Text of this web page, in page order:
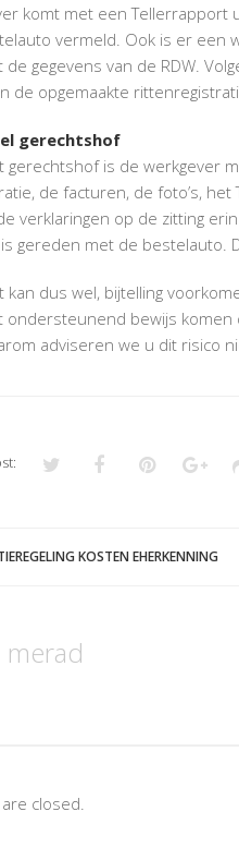
komt met een Tellerrapport
vermeld. Ook is er een
gegevens van de RDW.
de opgemaakte
gerechtshof
gerechtshof is de werkgever
de facturen, de foto’s,
verklaringen op de zitting
gereden met de bestelauto.
kan dus wel, bijtelling
ondersteunend bewijs komen
adviseren we u dit risico
KOSTEN EHERKENNING
merad
closed.